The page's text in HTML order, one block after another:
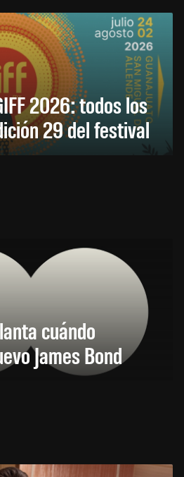
2026: todos los
29 del festival
cuándo
James Bond